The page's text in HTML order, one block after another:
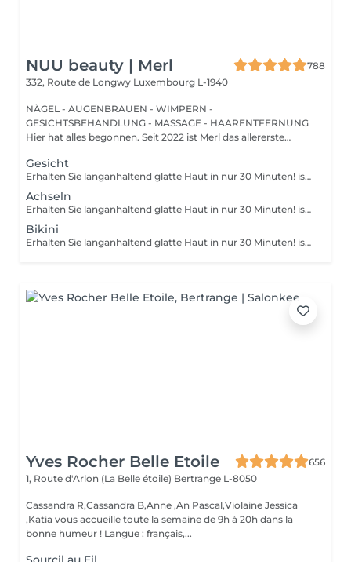
NUU beauty | Merl
788
332, Route de Longwy Luxembourg L-1940
NÄGEL - AUGENBRAUEN - WIMPERN -
GESICHTSBEHANDLUNG - MASSAGE - HAARENTFERNUNG
Hier hat alles begonnen. Seit 2022 ist Merl das allererste
Gesicht
Erhalten Sie langanhaltend glatte Haut in nur 30 Minuten! ist eine Methode zur Haarentfernung, bei der die Haare mitsamt der Haarfollikel mit warmem Wachs herausgezogen werden. Wie wird die Wachs-Epilation durchgeführt? - Vorbereitung (die Kosmetikerin trägt eine spezielle antiseptische Lotion auf die Haut auf) - Wachs wird aufgetragen (die Wachsmischung wird auf eine bestimmte Temperatur erhitzt und anschließend mit einem Holzspatel auf die Haut aufgetragen) - Enthaarung (nachdem das Wachs ausgehärtet ist, entfernt die Kosmetikerin die Wachsstreifen mit den Haaren durch scharfe Bewegungen) - Wachsreste werden entfernt (Wachsreste werden entfernt und Aloe-Vera-Creme wird aufgetragen) Altersbeschränkungen: empfohlenes Mindestalter ab 14 Jahren. Empfehlungen nach dem Eingriff: es wird empfohlen, innerhalb von 12 Stunden nach dem Eingriff kein heißes Bad zu nehmen, keine Sauna zu besuchen und nicht im Pool zu schwimmen, da dies zu Reizungen führen kann. Frequenz: einmal in 4 Wochen.
Achseln
Erhalten Sie langanhaltend glatte Haut in nur 30 Minuten! ist eine Methode zur Haarentfernung, bei der die Haare mitsamt der Haarfollikel mit warmem Wachs herausgezogen werden. Wie wird die Wachs-Epilation durchgeführt? - Vorbereitung (die Kosmetikerin trägt eine spezielle antiseptische Lotion auf die Haut auf) - Wachs wird aufgetragen (die Wachsmischung wird auf eine bestimmte Temperatur erhitzt und anschließend mit einem Holzspatel auf die Haut aufgetragen) - Enthaarung (nachdem das Wachs ausgehärtet ist, entfernt die Kosmetikerin die Wachsstreifen mit den Haaren durch scharfe Bewegungen) - Wachsreste werden entfernt (Wachsreste werden entfernt und Aloe-Vera-Creme wird aufgetragen) Altersbeschränkungen: empfohlenes Mindestalter ab 14 Jahren. Empfehlungen nach dem Eingriff: es wird empfohlen, innerhalb von 12 Stunden nach dem Eingriff kein heißes Bad zu nehmen, keine Sauna zu besuchen und nicht im Pool zu schwimmen, da dies zu Reizungen führen kann. Frequenz: einmal in 4 Wochen.
Bikini
Erhalten Sie langanhaltend glatte Haut in nur 30 Minuten! ist eine Methode zur Haarentfernung, bei der die Haare mitsamt der Haarfollikel mit warmem Wachs herausgezogen werden. Wie wird die Wachs-Epilation durchgeführt? - Vorbereitung (die Kosmetikerin trägt eine spezielle antiseptische Lotion auf die Haut auf) - Wachs wird aufgetragen (die Wachsmischung wird auf eine bestimmte Temperatur erhitzt und anschließend mit einem Holzspatel auf die Haut aufgetragen) - Enthaarung (nachdem das Wachs ausgehärtet ist, entfernt die Kosmetikerin die Wachsstreifen mit den Haaren durch scharfe Bewegungen) - Wachsreste werden entfernt (Wachsreste werden entfernt und Aloe-Vera-Creme wird aufgetragen) Altersbeschränkungen: empfohlenes Mindestalter ab 14 Jahren. Empfehlungen nach dem Eingriff: es wird empfohlen, innerhalb von 12 Stunden nach dem Eingriff kein heißes Bad zu nehmen, keine Sauna zu besuchen und nicht im Pool zu schwimmen, da dies zu Reizungen führen kann. Frequenz: einmal in 4 Wochen.
Yves Rocher Belle Etoile
656
1, Route d'Arlon (La Belle étoile) Bertrange L-8050
Cassandra R,Cassandra B,Anne ,An Pascal,Violaine Jessica
,Katia vous accueille toute la semaine de 9h à 20h dans la
bonne humeur ! Langue : français,...